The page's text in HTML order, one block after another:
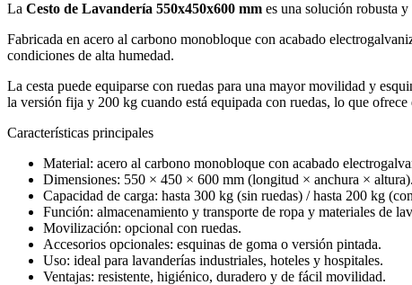
La Cesto de Lavandería 550x450x600 mm es una solución robusta
Fabricada en acero al carbono monobloque con acabado
condiciones de alta humedad.
La cesta puede equiparse con ruedas para una mayor movilidad y
la versión fija y 200 kg cuando está equipada con ruedas, lo que
Características principales
Material: acero al carbono monobloque con acabado
Dimensiones: 550 × 450 × 600 mm (longitud × anchura × altura).
Capacidad de carga: hasta 300 kg (sin ruedas) / hasta 200 kg
Función: almacenamiento y transporte de ropa y materiales de
Movilización: opcional con ruedas.
Accesorios opcionales: esquinas de goma o versión pintada.
Uso: ideal para lavanderías industriales, hoteles y hospitales.
Ventajas: resistente, higiénico, duradero y de fácil movilidad.